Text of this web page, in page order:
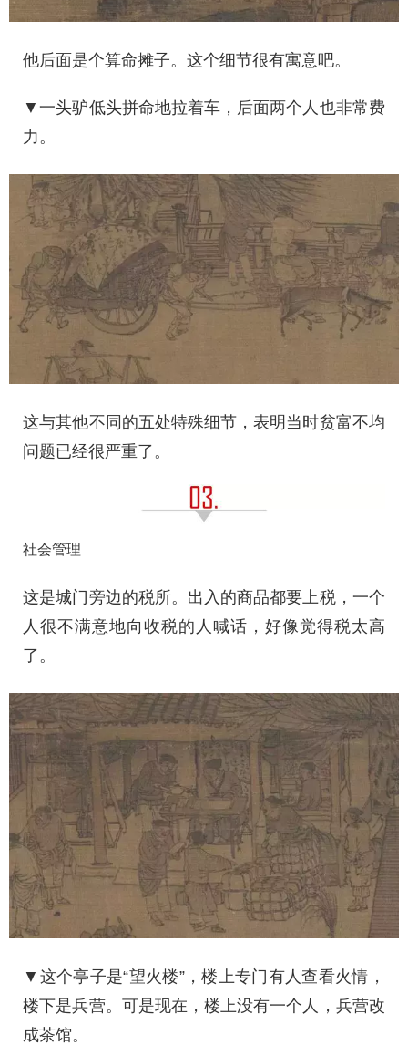
他后面是个算命摊子。这个细节很有寓意吧。
▼一头驴低头拼命地拉着车，后面两个人也非常费
力。
这与其他不同的五处特殊细节，表明当时贫富不均
问题已经很严重了。
社会管理
这是城门旁边的税所。出入的商品都要上税，一个
人很不满意地向收税的人喊话，好像觉得税太高
了。
▼这个亭子是“望火楼”，楼上专门有人查看火情，
楼下是兵营。可是现在，楼上没有一个人，兵营改
成茶馆。